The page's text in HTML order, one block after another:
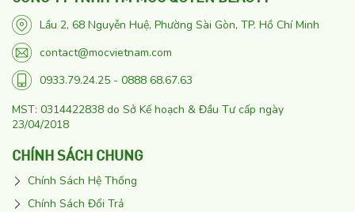
Lầu 2, 68 Nguyễn Huệ, Phường Sài Gòn, TP. Hồ Chí Minh
contact@mocvietnam.com
0933.79.24.25 - 0888 68.67.63
MST: 0314422838 do Sở Kế hoạch & Đầu Tư cấp ngày
23/04/2018
CHÍNH SÁCH CHUNG
Chính Sách Hệ Thống
Chính Sách Đổi Trả